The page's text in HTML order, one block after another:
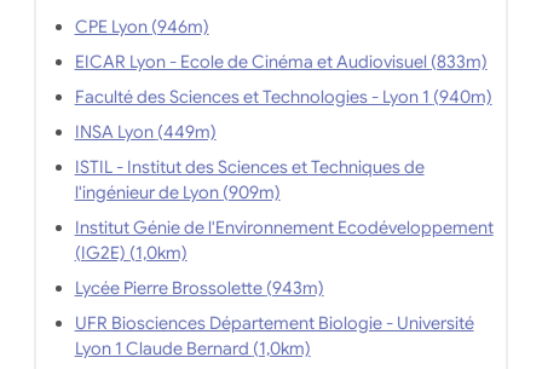
CPE Lyon (946m)
EICAR Lyon - Ecole de Cinéma et Audiovisuel (833m)
Faculté des Sciences et Technologies - Lyon 1 (940m)
INSA Lyon (449m)
ISTIL - Institut des Sciences et Techniques de
l'ingénieur de Lyon (909m)
Institut Génie de l'Environnement Ecodéveloppement
(IG2E) (1,0km)
Lycée Pierre Brossolette (943m)
UFR Biosciences Département Biologie - Université
Lyon 1 Claude Bernard (1,0km)